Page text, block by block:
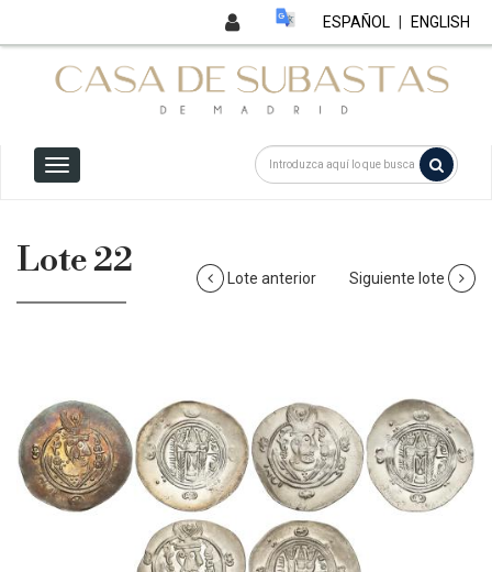
ESPAÑOL ENGLISH
Lote 22 Lote anterior Siguiente lote